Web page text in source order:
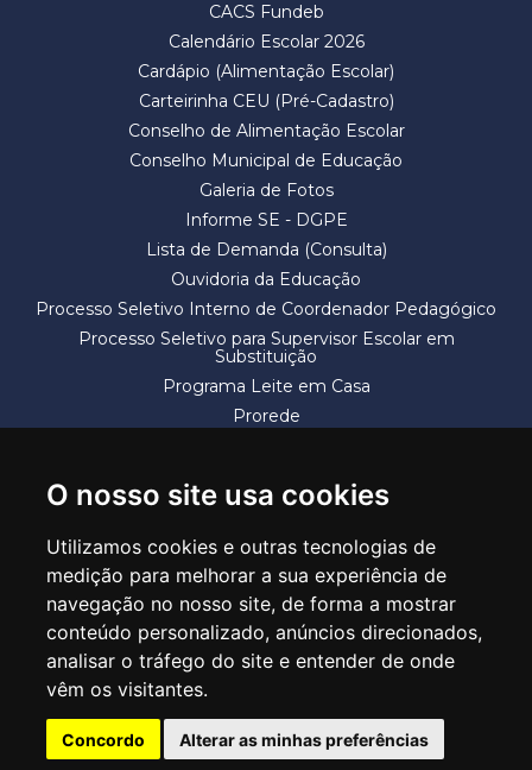
O nosso site usa cookies
Utilizamos cookies e outras tecnologias de
medição para melhorar a sua experiência de
navegação no nosso site, de forma a mostrar
conteúdo personalizado, anúncios direcionados,
analisar o tráfego do site e entender de onde
vêm os visitantes.
Concordo Alterar as minhas preferências
CACS Fundeb
Calendário Escolar 2026
Cardápio (Alimentação Escolar)
Carteirinha CEU (Pré-Cadastro)
Conselho de Alimentação Escolar
Conselho Municipal de Educação
Galeria de Fotos
Informe SE - DGPE
Lista de Demanda (Consulta)
Ouvidoria da Educação
Processo Seletivo Interno de Coordenador Pedagógico
Processo Seletivo para Supervisor Escolar em
Substituição
Programa Leite em Casa
Prorede
SECRETARIA DE EDUCAÇÃO
Rua Claudino Barbosa, 313 - Macedo - Guarulhos/SP CEP 07113-040
Central de Atendimento: *55 11 2475-7300